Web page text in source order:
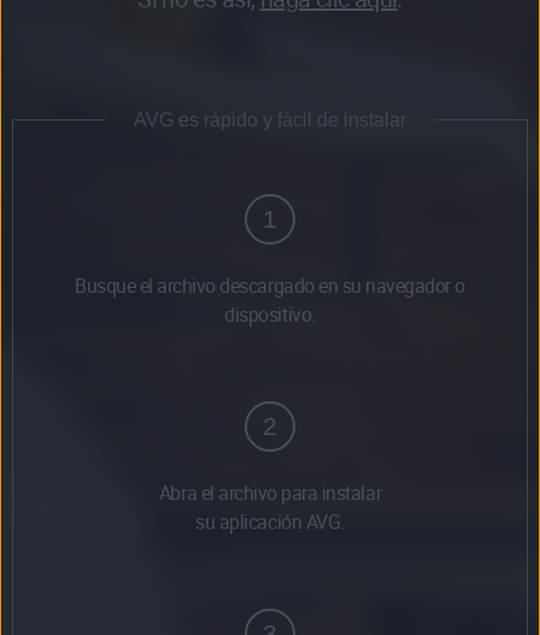
AVG es rápido y fácil de instalar
1
Busque el archivo descargado en su navegador o
dispositivo.
2
Abra el archivo para instalar
su aplicación AVG.